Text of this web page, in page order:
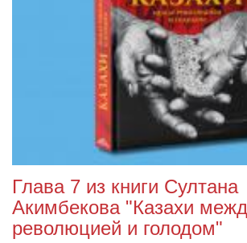
Глава 7 из книги Султана
Акимбекова "Казахи
революцией и голодом"